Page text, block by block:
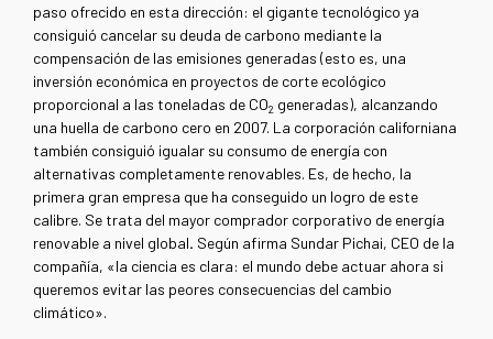
paso ofrecido en esta dirección: el gigante tecnológico ya
consiguió cancelar su deuda de carbono mediante la
compensación de las emisiones generadas (esto es, una
inversión económica en proyectos de corte ecológico
proporcional a las toneladas de CO2 generadas), alcanzando
una huella de carbono cero en 2007. La corporación californiana
también consiguió igualar su consumo de energía con
alternativas completamente renovables. Es, de hecho, la
primera gran empresa que ha conseguido un logro de este
calibre. Se trata del mayor comprador corporativo de energía
renovable a nivel global. Según afirma Sundar Pichai, CEO de la
compañía, «la ciencia es clara: el mundo debe actuar ahora si
queremos evitar las peores consecuencias del cambio
climático».